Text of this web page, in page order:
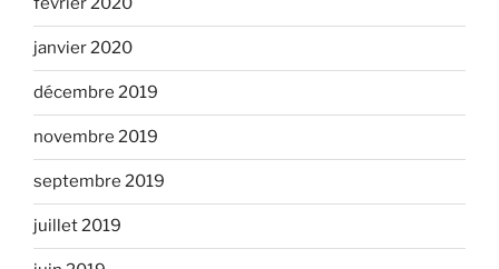
janvier 2020
décembre 2019
novembre 2019
septembre 2019
juillet 2019